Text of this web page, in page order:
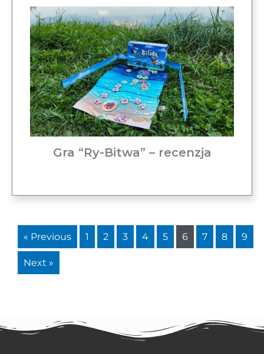
Gra “Ry-Bitwa” – recenzja
« Previous 1 2 3 4 5 6 7 8 9
Next »